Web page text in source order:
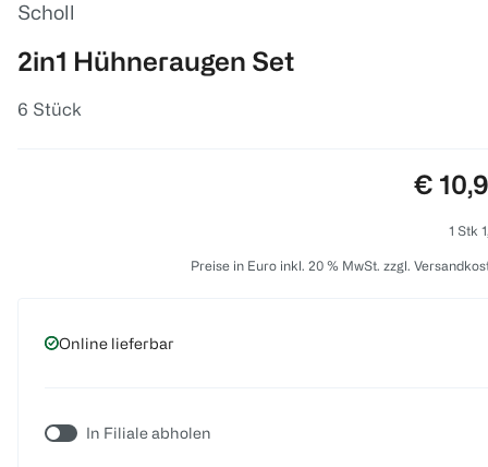
Scholl
2in1 Hühneraugen Set
6 Stück
Preis:
€
1 Stk
Preise in Euro inkl. 20 % MwSt. zzgl.
Online lieferbar
In Filiale abholen